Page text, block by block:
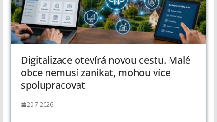
Digitalizace otevírá novou cestu. Malé
obce nemusí zanikat, mohou více
spolupracovat
20.7.2026